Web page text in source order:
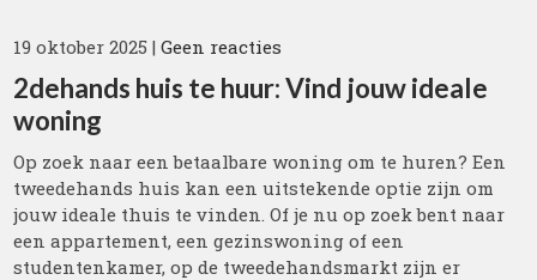
19 oktober 2025 |Geen reacties
2dehands huis te huur: Vind jouw ideale
woning
Op zoek naar een betaalbare woning om te huren? Een
tweedehands huis kan een uitstekende optie zijn om
jouw ideale thuis te vinden. Of je nu op zoek bent naar
een appartement, een gezinswoning of een
studentenkamer, op de tweedehandsmarkt zijn er